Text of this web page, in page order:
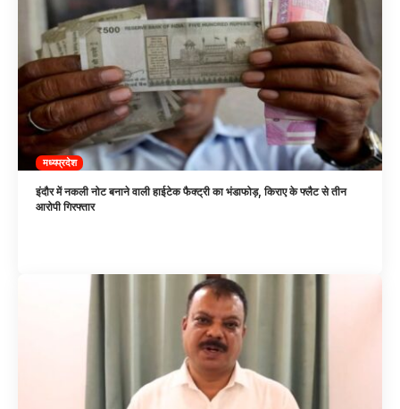
मध्यप्रदेश
इंदौर में नकली नोट बनाने वाली हाईटेक फैक्ट्री का भंडाफोड़, किराए के फ्लैट से तीन
आरोपी गिरफ्तार